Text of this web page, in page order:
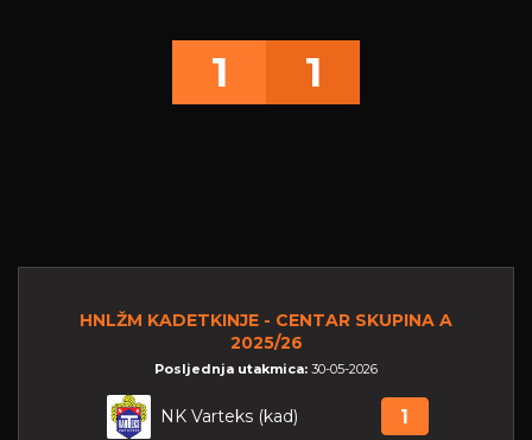
1 1
HNLŽM KADETKINJE - CENTAR SKUPINA A
2025/26
Posljednja utakmica: 30-05-2026
NK Varteks (kad) 1